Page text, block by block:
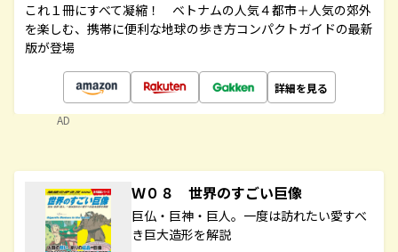
これ１冊にすべて凝縮！ ベトナムの人気４都市＋人気の郊外
を楽しむ、携帯に便利な地球の歩き方コンパクトガイドの最新
版が登場
詳細を見る
AD
Ｗ０８ 世界のすごい巨像
巨仏・巨神・巨人。一度は訪れたい愛すべ
き巨大造形を解説